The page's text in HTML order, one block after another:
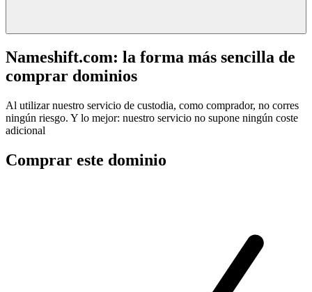
Nameshift.com: la forma más sencilla de
comprar dominios
Al utilizar nuestro servicio de custodia, como comprador, no corres
ningún riesgo. Y lo mejor: nuestro servicio no supone ningún coste
adicional
Comprar este dominio